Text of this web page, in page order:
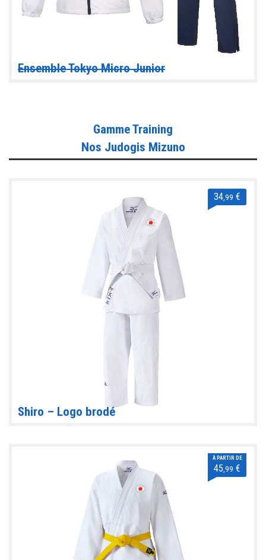
Ensemble Tokyo Micro Junior
Gamme Training
Nos Judogis Mizuno
34,99 €
Shiro – Logo brodé
À PARTIR DE
45 ,99 €